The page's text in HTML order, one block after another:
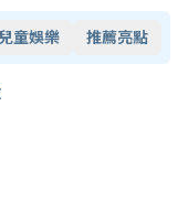
兒童娛樂 推薦亮點